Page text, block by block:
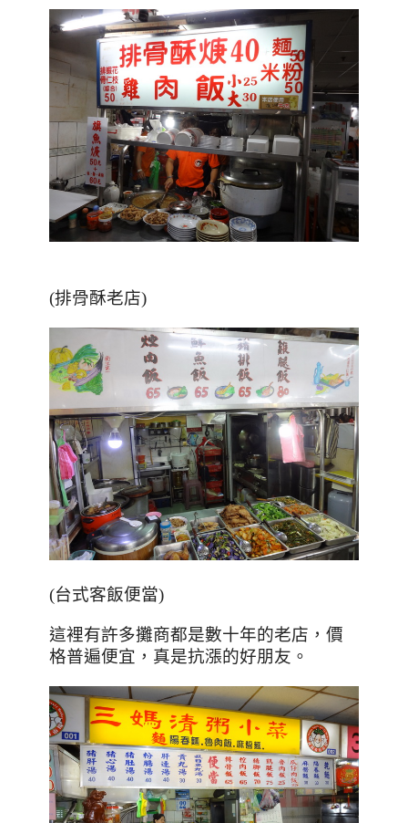
(排骨酥老店)
(台式客飯便當)
這裡有許多攤商都是數十年的老店，價
格普遍便宜，真是抗漲的好朋友。